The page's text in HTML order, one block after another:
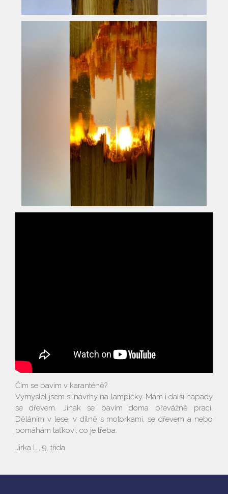
Čím se bavím v karanténě?
​​​​​​​Vymyslel jsem si návrhy na lampičky. Mám i další nápady
se dřevem. Jinak se bavím doma převážně prací.
Děláním v lese, v dílně s motorkami, se dřevem a nebo
pomáhám taťkovi, co je třeba.
Jirka L., 9. třída